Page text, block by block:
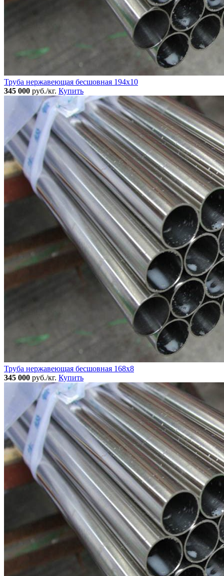
Труба нержавеющая бесшовная 194x10
345 000 руб./кг. Купить
Труба нержавеющая бесшовная 168x8
345 000 руб./кг. Купить